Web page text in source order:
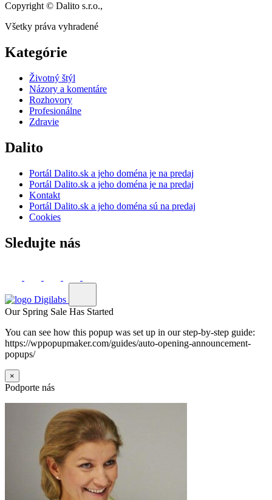
Copyright © Dalito s.r.o.,
Všetky práva vyhradené
Kategórie
Životný štýl
Názory a komentáre
Rozhovory
Profesionálne
Zdravie
Dalito
Portál Dalito.sk a jeho doména je na predaj
Portál Dalito.sk a jeho doména je na predaj
Kontakt
Portál Dalito.sk a jeho doména sú na predaj
Cookies
Sledujte nás
Our Spring Sale Has Started
You can see how this popup was set up in our step-by-step guide:
https://wppopupmaker.com/guides/auto-opening-announcement-
popups/
×
Podporte nás